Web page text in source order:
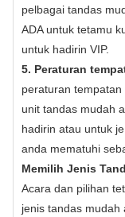
pelbagai tandas
ADA untuk tetamu
untuk hadirin VIP.
5. Peraturan
peraturan
unit tandas mudah
hadirin atau untuk
anda mematuhi
Memilih Jenis
Acara dan pilihan
jenis tandas